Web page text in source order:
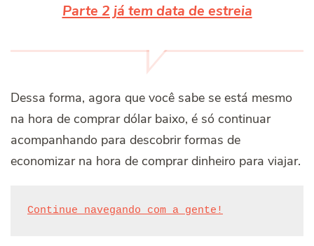
Parte 2 já tem data de estreia
Dessa forma, agora que você sabe se está mesmo
na hora de comprar dólar baixo, é só continuar
acompanhando para descobrir formas de
economizar na hora de comprar dinheiro para viajar.
Continue navegando com a gente!